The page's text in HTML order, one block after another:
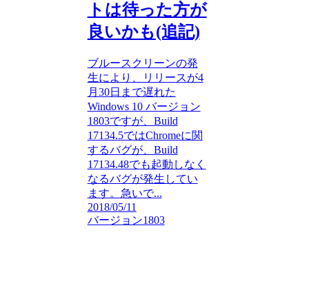
トは待った方が
良いかも(追記)
ブルースクリーンの発
生により、リリースが4
月30日まで遅れた
Windows 10 バージョン
1803ですが、Build
17134.5ではChromeに関
するバグが、Build
17134.48でも起動しなく
なるバグが発生してい
ます。急いで...
2018/05/11
バージョン1803